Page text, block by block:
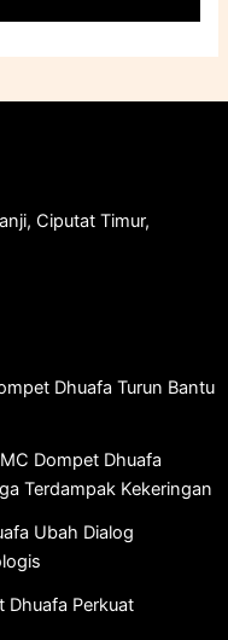
Ciputat Timur,
Dhuafa Turun Bantu
Dompet Dhuafa
Terdampak Kekeringan
Ubah Dialog
Dhuafa Perkuat